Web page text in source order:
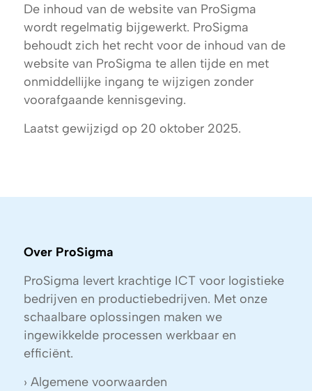
De inhoud van de website van ProSigma
wordt regelmatig bijgewerkt. ProSigma
behoudt zich het recht voor de inhoud van de
website van ProSigma te allen tijde en met
onmiddellijke ingang te wijzigen zonder
voorafgaande kennisgeving.
Laatst gewijzigd op 20 oktober 2025.
Over ProSigma
ProSigma levert krachtige ICT voor logistieke
bedrijven en productiebedrijven. Met onze
schaalbare oplossingen maken we
ingewikkelde processen werkbaar en
efficiënt.
› Algemene voorwaarden